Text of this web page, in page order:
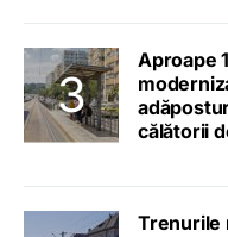
Aproape
călătorii
Trenurile